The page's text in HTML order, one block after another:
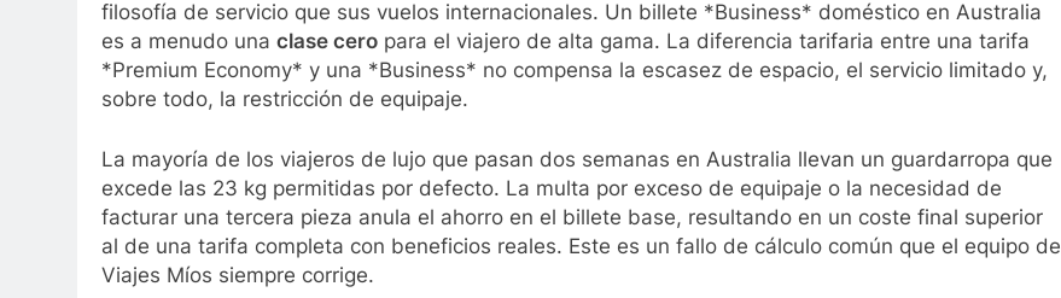
filosofía de servicio que sus vuelos internacionales. Un billete *Business* doméstico en Australia
es a menudo una clase cero para el viajero de alta gama. La diferencia tarifaria entre una tarifa
*Premium Economy* y una *Business* no compensa la escasez de espacio, el servicio limitado y,
sobre todo, la restricción de equipaje.
La mayoría de los viajeros de lujo que pasan dos semanas en Australia llevan un guardarropa que
excede las 23 kg permitidas por defecto. La multa por exceso de equipaje o la necesidad de
facturar una tercera pieza anula el ahorro en el billete base, resultando en un coste final superior
al de una tarifa completa con beneficios reales. Este es un fallo de cálculo común que el equipo de
Viajes Míos siempre corrige.